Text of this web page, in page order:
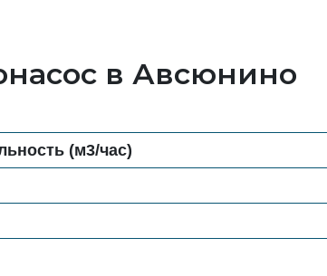
в Авсюнино
(м3/час)